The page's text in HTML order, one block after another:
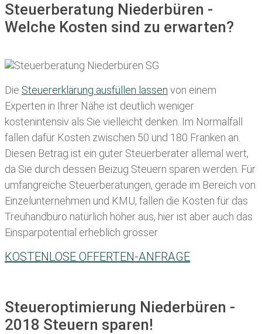
Steuerberatung Niederbüren -
Welche Kosten sind zu erwarten?
Die Steuererklärung ausfüllen lassen von einem
Experten in Ihrer Nähe ist deutlich weniger
kostenintensiv als Sie vielleicht denken. Im Normalfall
fallen dafür Kosten zwischen 50 und 180 Franken an.
Diesen Betrag ist ein guter Steuerberater allemal wert,
da Sie durch dessen Beizug Steuern sparen werden. Für
umfangreiche Steuerberatungen, gerade im Bereich von
Einzelunternehmen und KMU, fallen die Kosten für das
Treuhandbüro natürlich höher aus, hier ist aber auch das
Einsparpotential erheblich grösser.
KOSTENLOSE OFFERTEN-ANFRAGE
Steueroptimierung Niederbüren -
2018 Steuern sparen!